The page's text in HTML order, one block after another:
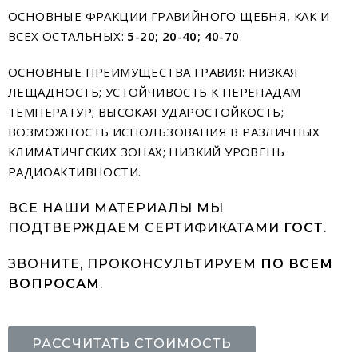
ОСНОВНЫЕ ФРАКЦИИ ГРАВИЙНОГО ЩЕБНЯ, КАК И
ВСЕХ ОСТАЛЬНЫХ: 5-20; 20-40; 40-70.
ОСНОВНЫЕ ПРЕИМУЩЕСТВА ГРАВИЯ: НИЗКАЯ
ЛЕЩАДНОСТЬ; УСТОЙЧИВОСТЬ К ПЕРЕПАДАМ
ТЕМПЕРАТУР; ВЫСОКАЯ УДАРОСТОЙКОСТЬ;
ВОЗМОЖНОСТЬ ИСПОЛЬЗОВАНИЯ В РАЗЛИЧНЫХ
КЛИМАТИЧЕСКИХ ЗОНАХ; НИЗКИЙ УРОВЕНЬ
РАДИОАКТИВНОСТИ.
ВСЕ НАШИ МАТЕРИАЛЫ МЫ
ПОДТВЕРЖДАЕМ СЕРТИФИКАТАМИ ГОСТ.
ЗВОНИТЕ, ПРОКОНСУЛЬТИРУЕМ ПО ВСЕМ
ВОПРОСАМ .
РАССЧИТАТЬ СТОИМОСТЬ